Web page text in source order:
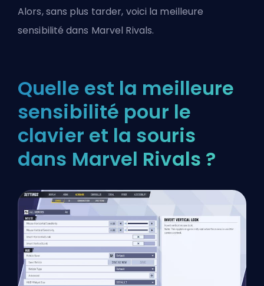
Alors, sans plus tarder, voici la meilleure
sensibilité dans Marvel Rivals.
Quelle est la meilleure
sensibilité pour le
clavier et la souris
dans Marvel Rivals ?